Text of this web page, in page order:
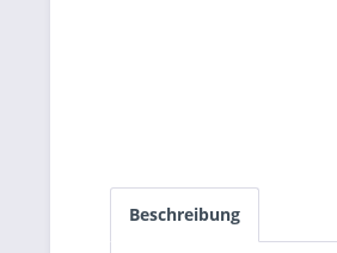
Beschreibung